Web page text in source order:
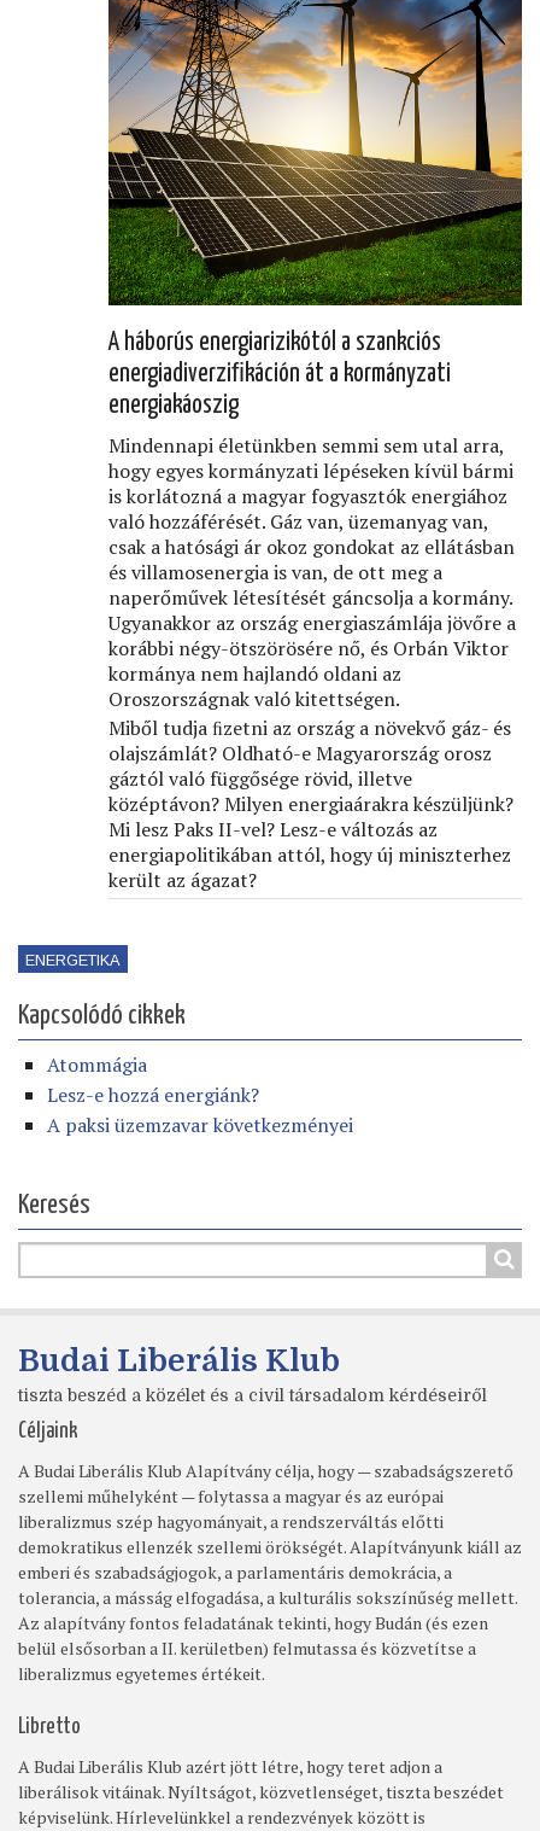
A háborús energiarizikótól a szankciós
energiadiverziﬁkáción át a kormányzati
energiakáoszig
Mindennapi életünkben semmi sem utal arra,
hogy egyes kormányzati lépéseken kívül bármi
is korlátozná a magyar fogyasztók energiához
való hozzáférését. Gáz van, üzemanyag van,
csak a hatósági ár okoz gondokat az ellátásban
és villamosenergia is van, de ott meg a
naperőművek létesítését gáncsolja a kormány.
Ugyanakkor az ország energiaszámlája jövőre a
korábbi négy-ötszörösére nő, és Orbán Viktor
kormánya nem hajlandó oldani az
Oroszországnak való kitettségen.
Miből tudja ﬁzetni az ország a növekvő gáz- és
olajszámlát? Oldható-e Magyarország orosz
gáztól való függősége rövid, illetve
középtávon? Milyen energiaárakra készüljünk?
Mi lesz Paks II-vel? Lesz-e változás az
energiapolitikában attól, hogy új miniszterhez
került az ágazat?
ENERGETIKA
Kapcsolódó cikkek
Atommágia
Lesz-e hozzá energiánk?
A paksi üzemzavar következményei
Keresés
Budai Liberális Klub
tiszta beszéd a közélet és a civil társadalom kérdéseiről
Céljaink
A Budai Liberális Klub Alapítvány célja, hogy — szabadságszerető
szellemi műhelyként — folytassa a magyar és az európai
liberalizmus szép hagyományait, a rendszerváltás előtti
demokratikus ellenzék szellemi örökségét. Alapítványunk kiáll az
emberi és szabadságjogok, a parlamentáris demokrácia, a
tolerancia, a másság elfogadása, a kulturális sokszínűség mellett.
Az alapítvány fontos feladatának tekinti, hogy Budán (és ezen
belül elsősorban a II. kerületben) felmutassa és közvetítse a
liberalizmus egyetemes értékeit.
Libretto
A Budai Liberális Klub azért jött létre, hogy teret adjon a
liberálisok vitáinak. Nyíltságot, közvetlenséget, tiszta beszédet
képviselünk. Hírlevelünkkel a rendezvények között is